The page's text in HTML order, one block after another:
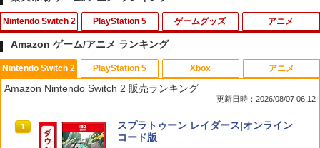
Nintendo Switch 2
1
【7週連続1位】inklink公式 Switch / Sw
itch2 コントローラー 最新モデル 最新フ
ァームウェア プロコン プロコン2 プロコ
h コントローラー ワイヤレスコントロー
ラー 連射機能 ワイヤレス switch2コン
PlayStation 5
1
PS5 コントローラー カバー PS5 コント
ローラー 本体 保護 PS5 コントローラー
ケース PlayStation5 プレステ5 プレイ
り止め 汚れ防止 耐衝撃 簡単装着 ソフト
ケース ソフトカバー シリコン素材 スキ
ゲームグッズ アニメ
1
【中古】ナイトメアー・ビフォア・クリ
ス…コレクターズEDデジタルリマスター
版 【ブルーレイ】／クリス・サランドン
￥540
Amazon ゲーム/アニメ ランキング
Nintendo Switch 2
Amazon Nintendo Switch 2 販売ランキング
更新日時：2026/08/07 06:12
1
スプラトゥーン レイダース|オンライン
コード版
PlayStation 5 Xbox アニメ